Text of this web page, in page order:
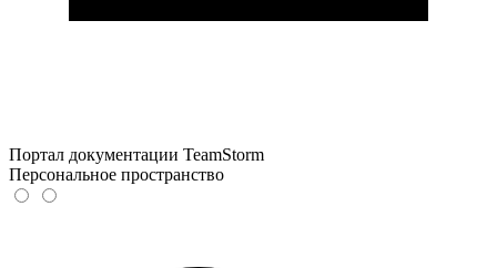
Портал документации TeamStorm
Персональное пространство